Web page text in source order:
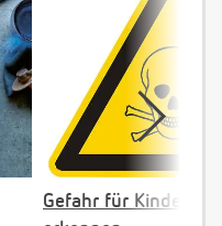
Gefahr für Kinder: